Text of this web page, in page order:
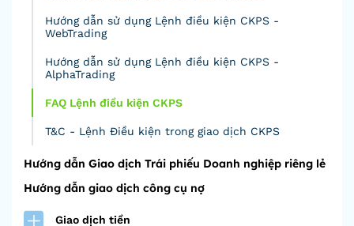
Hướng dẫn sử dụng Lệnh điều kiện CKPS -
WebTrading
Hướng dẫn sử dụng Lệnh điều kiện CKPS -
AlphaTrading
FAQ Lệnh điều kiện CKPS
T&C - Lệnh Điều kiện trong giao dịch CKPS
Hướng dẫn Giao dịch Trái phiếu Doanh nghiệp riêng lẻ
Hướng dẫn giao dịch công cụ nợ
Giao dịch tiền